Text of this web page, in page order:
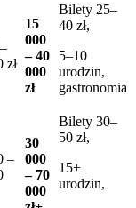
zł
15
000
– 40
000
zł
Bilety 25–
40 zł,
5–10
urodzin,
gastronomia
–
30
000
– 70
000
Bilety 30–
50 zł,
15+
urodzin,